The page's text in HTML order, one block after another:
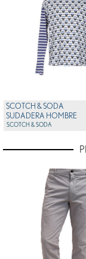
SCOTCH & SODA
SUDADERA HOMBRE
SCOTCH & SODA